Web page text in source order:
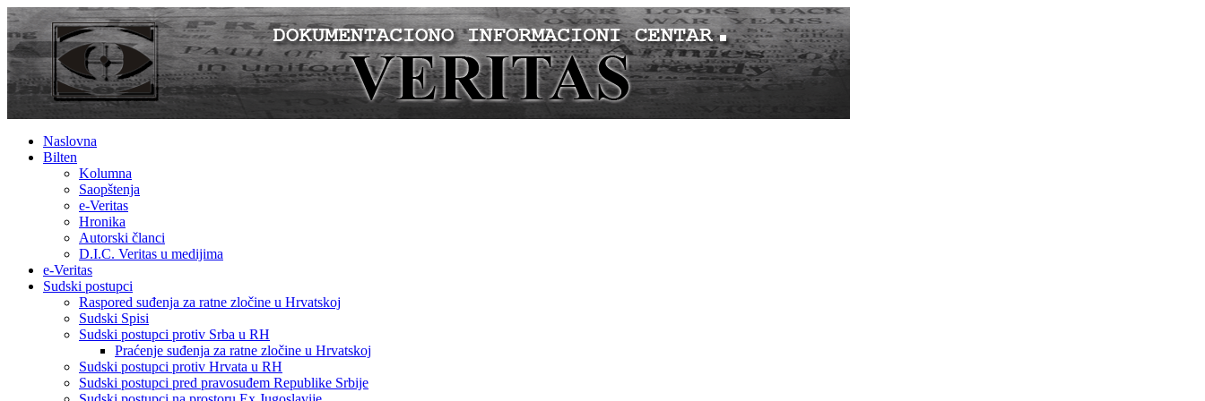
Naslovna
Bilten
Kolumna
Saopštenja
e-Veritas
Hronika
Autorski članci
D.I.C. Veritas u medijima
e-Veritas
Sudski postupci
Raspored suđenja za ratne zločine u Hrvatskoj
Sudski Spisi
Sudski postupci protiv Srba u RH
Praćenje suđenja za ratne zločine u Hrvatskoj
Sudski postupci protiv Hrvata u RH
Sudski postupci pred pravosuđem Republike Srbije